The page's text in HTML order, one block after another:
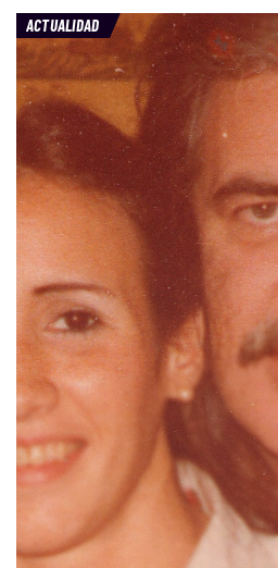
ACTUALIDAD